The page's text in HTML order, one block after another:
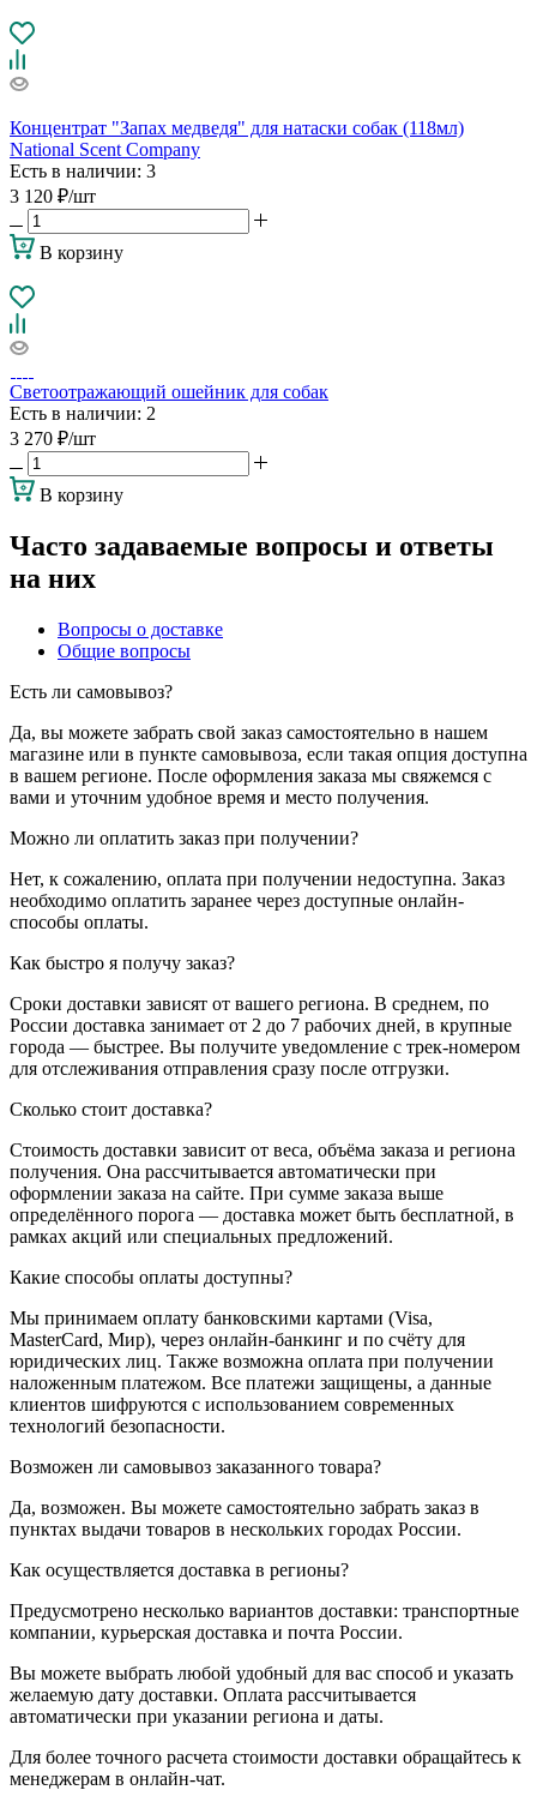
Концентрат "Запах медведя" для натаски собак (118мл)
National Scent Company
Есть в наличии: 3
3 120 ₽/шт
В корзину
Светоотражающий ошейник для собак
Есть в наличии: 2
3 270 ₽/шт
В корзину
Часто задаваемые вопросы и ответы
на них
Вопросы о доставке
Общие вопросы
Есть ли самовывоз?
Да, вы можете забрать свой заказ самостоятельно в нашем
магазине или в пункте самовывоза, если такая опция доступна
в вашем регионе. После оформления заказа мы свяжемся с
вами и уточним удобное время и место получения.
Можно ли оплатить заказ при получении?
Нет, к сожалению, оплата при получении недоступна. Заказ
необходимо оплатить заранее через доступные онлайн-
способы оплаты.
Как быстро я получу заказ?
Сроки доставки зависят от вашего региона. В среднем, по
России доставка занимает от 2 до 7 рабочих дней, в крупные
города — быстрее. Вы получите уведомление с трек-номером
для отслеживания отправления сразу после отгрузки.
Сколько стоит доставка?
Стоимость доставки зависит от веса, объёма заказа и региона
получения. Она рассчитывается автоматически при
оформлении заказа на сайте. При сумме заказа выше
определённого порога — доставка может быть бесплатной, в
рамках акций или специальных предложений.
Какие способы оплаты доступны?
Мы принимаем оплату банковскими картами (Visa,
MasterCard, Мир), через онлайн-банкинг и по счёту для
юридических лиц. Также возможна оплата при получении
наложенным платежом. Все платежи защищены, а данные
клиентов шифруются с использованием современных
технологий безопасности.
Возможен ли самовывоз заказанного товара?
Да, возможен. Вы можете самостоятельно забрать заказ в
пунктах выдачи товаров в нескольких городах России.
Как осуществляется доставка в регионы?
Предусмотрено несколько вариантов доставки: транспортные
компании, курьерская доставка и почта России.
Вы можете выбрать любой удобный для вас способ и указать
желаемую дату доставки. Оплата рассчитывается
автоматически при указании региона и даты.
Для более точного расчета стоимости доставки обращайтесь к
менеджерам в онлайн-чат.